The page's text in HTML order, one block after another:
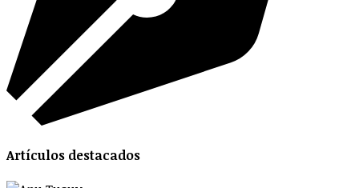
Artículos destacados